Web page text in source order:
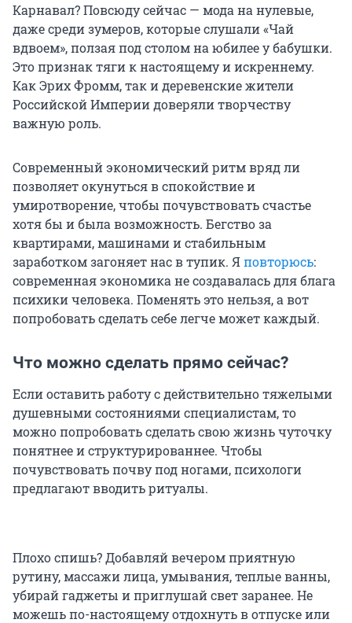
Карнавал? Повсюду сейчас — мода на нулевые,
даже среди зумеров, которые слушали «Чай
вдвоем», ползая под столом на юбилее у бабушки.
Это признак тяги к настоящему и искреннему.
Как Эрих Фромм, так и деревенские жители
Российской Империи доверяли творчеству
важную роль.
Современный экономический ритм вряд ли
позволяет окунуться в спокойствие и
умиротворение, чтобы почувствовать счастье
хотя бы и была возможность. Бегство за
квартирами, машинами и стабильным
заработком загоняет нас в тупик. Яповторюсь:
современная экономика не создавалась для блага
психики человека. Поменять это нельзя, а вот
попробовать сделать себе легче может каждый.
Что можно сделать прямо сейчас?
Если оставить работу с действительно тяжелыми
душевными состояниями специалистам, то
можно попробовать сделать свою жизнь чуточку
понятнее и структурированнее. Чтобы
почувствовать почву под ногами, психологи
предлагают вводить ритуалы.
Плохо спишь? Добавляй вечером приятную
рутину, массажи лица, умывания, теплые ванны,
убирай гаджеты и приглушай свет заранее. Не
можешь по-настоящему отдохнуть в отпуске или